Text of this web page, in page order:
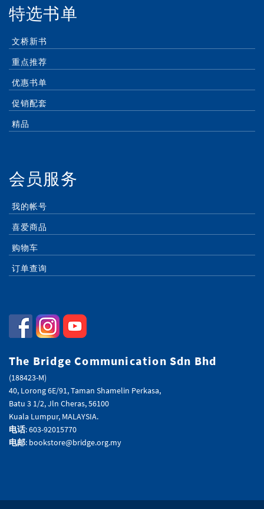
特选书单
文桥新书
重点推荐
优惠书单
促销配套
精品
会员服务
我的帐号
喜爱商品
购物车
订单查询
The Bridge Communication Sdn Bhd
(188423-M)
40, Lorong 6E/91, Taman Shamelin Perkasa,
Batu 3 1/2, Jln Cheras, 56100
Kuala Lumpur, MALAYSIA.
电话: 603-92015770
电邮: bookstore@bridge.org.my